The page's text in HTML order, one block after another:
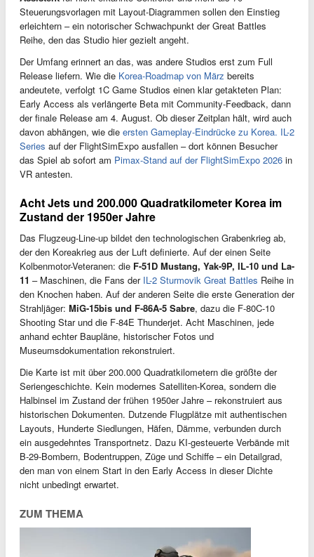
Steuerungsvorlagen mit Layout-Diagrammen sollen den Einstieg
erleichtern – ein notorischer Schwachpunkt der Great Battles
Reihe, den das Studio hier gezielt angeht.
Der Umfang erinnert an das, was andere Studios erst zum Full
Release liefern. Wie die Korea-Roadmap von März bereits
andeutete, verfolgt 1C Game Studios einen klar getakteten Plan:
Early Access als verlängerte Beta mit Community-Feedback, dann
der finale Release am 4. August. Ob dieser Zeitplan hält, wird auch
davon abhängen, wie die ersten Gameplay-Eindrücke zu Korea. IL-2
Series auf der FlightSimExpo ausfallen – dort können Besucher
das Spiel ab sofort am Pimax-Stand auf der FlightSimExpo 2026 in
VR antesten.
Acht Jets und 200.000 Quadratkilometer Korea im
Zustand der 1950er Jahre
Das Flugzeug-Line-up bildet den technologischen Grabenkrieg ab,
der den Koreakrieg aus der Luft definierte. Auf der einen Seite
Kolbenmotor-Veteranen: die F-51D Mustang, Yak-9P, IL-10 und La-
11 – Maschinen, die Fans der IL-2 Sturmovik Great Battles Reihe in
den Knochen haben. Auf der anderen Seite die erste Generation der
Strahljäger: MiG-15bis und F-86A-5 Sabre, dazu die F-80C-10
Shooting Star und die F-84E Thunderjet. Acht Maschinen, jede
anhand echter Baupläne, historischer Fotos und
Museumsdokumentation rekonstruiert.
Die Karte ist mit über 200.000 Quadratkilometern die größte der
Seriengeschichte. Kein modernes Satelliten-Korea, sondern die
Halbinsel im Zustand der frühen 1950er Jahre – rekonstruiert aus
historischen Dokumenten. Dutzende Flugplätze mit authentischen
Layouts, Hunderte Siedlungen, Häfen, Dämme, verbunden durch
ein ausgedehntes Transportnetz. Dazu KI-gesteuerte Verbände mit
B-29-Bombern, Bodentruppen, Züge und Schiffe – ein Detailgrad,
den man von einem Start in den Early Access in dieser Dichte
nicht unbedingt erwartet.
ZUM THEMA